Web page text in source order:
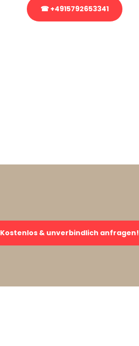
☎ +4915792653341
Kostenlos & unverbindlich anfragen!